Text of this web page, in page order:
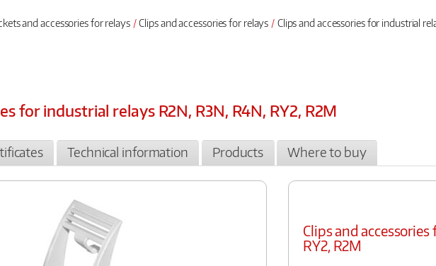
and accessories for relays Clips and accessories for relays Clips and accessories for industrial
for industrial relays R2N, R3N, R4N, RY2, R2M
Technical information Products Where to buy
Clips and
RY2, R2M